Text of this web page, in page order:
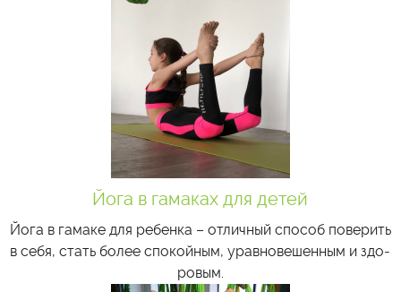
Йога в гамаках для детей
Йо­га в га­ма­ке для ре­бен­ка – от­лич­ный спо­соб по­ве­рить
в се­бя, стать бо­лее спо­кой­ным, урав­но­ве­шен­ным и здо­
ро­вым.